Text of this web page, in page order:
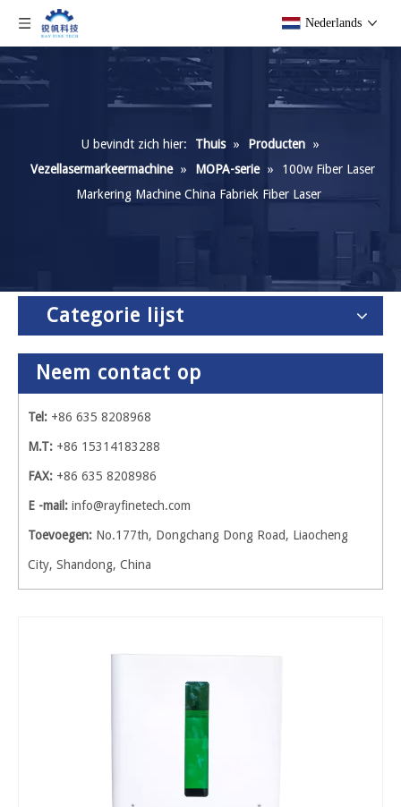
Nederlands
U bevindt zich hier: Thuis » Producten »
Vezellasermarkeermachine » MOPA-serie »
100w Fiber Laser
Markering Machine China Fabriek Fiber Laser
Categorie lijst
Neem contact op
Tel: +86 635 8208968
M.T: +86 15314183288
FAX: +86 635 8208986
E -mail: info@rayfinetech.com
Toevoegen: No.177th, Dongchang Dong Road, Liaocheng
City, Shandong, China